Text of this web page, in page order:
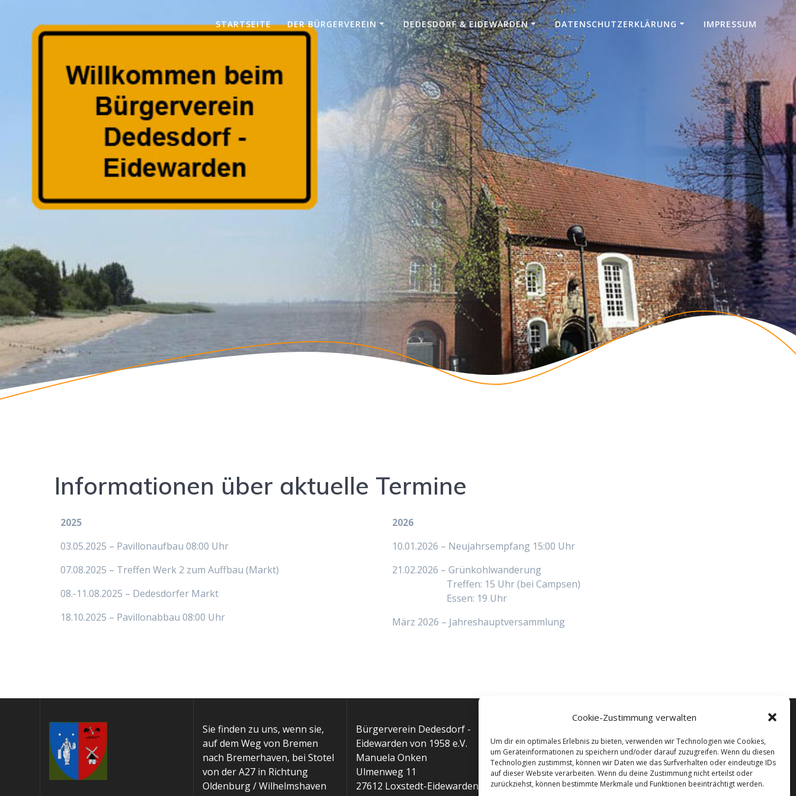
Cookie-Zustimmung verwalten
Um dir ein optimales Erlebnis zu bieten, verwenden wir Technologien wie Cookies,
um Geräteinformationen zu speichern und/oder darauf zuzugreifen. Wenn du diesen
Technologien zustimmst, können wir Daten wie das Surfverhalten oder eindeutige IDs
auf dieser Website verarbeiten. Wenn du deine Zustimmung nicht erteilst oder
zurückziehst, können bestimmte Merkmale und Funktionen beeinträchtigt werden.
STARTSEITE DER BÜRGERVEREIN DEDESDORF & EIDEWARDEN DATENSCHUTZERKLÄRUNG IMPRESSUM
Informationen über aktuelle Termine
2025
03.05.2025 – Pavillonaufbau 08:00 Uhr
07.08.2025 – Treffen Werk 2 zum Auffbau (Markt)
08.-11.08.2025 – Dedesdorfer Markt
18.10.2025 – Pavillonabbau 08:00 Uhr
2026
10.01.2026 – Neujahrsempfang 15:00 Uhr
21.02.2026 – Grünkohlwanderung
Treffen: 15 Uhr (bei Campsen)
Essen: 19 Uhr
März 2026 – Jahreshauptversammlung
Sie finden zu uns, wenn sie,
auf dem Weg von Bremen
nach Bremerhaven, bei Stotel
von der A27 in Richtung
Oldenburg / Wilhelmshaven
Bürgerverein Dedesdorf -
Eidewarden von 1958 e.V.
Manuela Onken
Ulmenweg 11
27612 Loxstedt-Eidewarden
© 2026 . WordPress mit demMesmerize-Theme